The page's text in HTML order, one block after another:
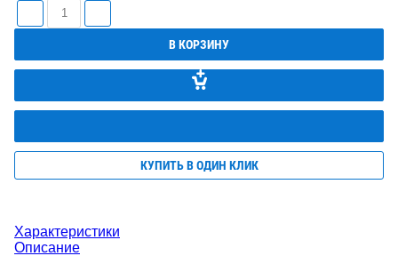
В КОРЗИНУ
КУПИТЬ В ОДИН КЛИК
Характеристики
Описание